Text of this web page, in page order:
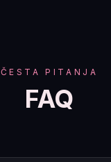
ČESTA PITANJA
FAQ